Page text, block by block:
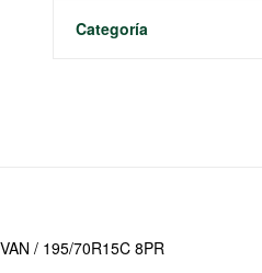
Categoría
/ 195/70R15C 8PR